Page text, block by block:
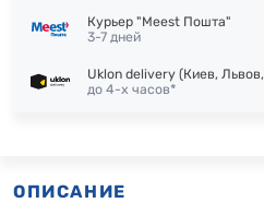
Курьер "Meest Пошта"
3-7 дней
Uklon delivery (Киев,
до 4-х часов*
ОПИСАНИЕ